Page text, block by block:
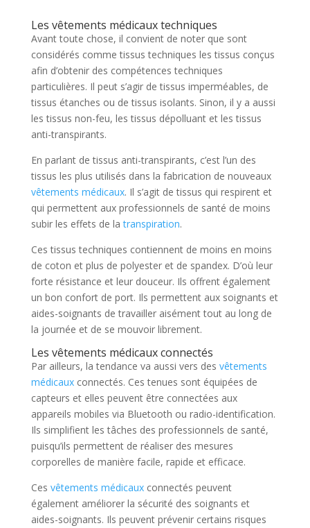
Les vêtements médicaux techniques
Avant toute chose, il convient de noter que sont
considérés comme tissus techniques les tissus conçus
afin d’obtenir des compétences techniques
particulières. Il peut s’agir de tissus imperméables, de
tissus étanches ou de tissus isolants. Sinon, il y a aussi
les tissus non-feu, les tissus dépolluant et les tissus
anti-transpirants.
En parlant de tissus anti-transpirants, c’est l’un des
tissus les plus utilisés dans la fabrication de nouveaux
vêtements médicaux. Il s’agit de tissus qui respirent et
qui permettent aux professionnels de santé de moins
subir les effets de latranspiration.
Ces tissus techniques contiennent de moins en moins
de coton et plus de polyester et de spandex. D’où leur
forte résistance et leur douceur. Ils offrent également
un bon confort de port. Ils permettent aux soignants et
aides-soignants de travailler aisément tout au long de
la journée et de se mouvoir librement.
Les vêtements médicaux connectés
Par ailleurs, la tendance va aussi vers des vêtements
médicauxconnectés. Ces tenues sont équipées de
capteurs et elles peuvent être connectées aux
appareils mobiles via Bluetooth ou radio-identification.
Ils simplifient les tâches des professionnels de santé,
puisqu’ils permettent de réaliser des mesures
corporelles de manière facile, rapide et efficace.
Ces vêtements médicauxconnectés peuvent
également améliorer la sécurité des soignants et
aides-soignants. Ils peuvent prévenir certains risques